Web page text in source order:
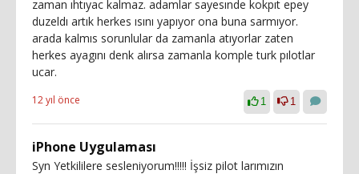
zaman ıhtıyac kalmaz. adamlar sayesınde kokpıt epey
duzeldı artık herkes ısını yapıyor ona buna sarmıyor.
arada kalmıs sorunlular da zamanla atıyorlar zaten
herkes ayagını denk alırsa zamanla komple turk pılotlar
ucar.
12 yıl önce 1 1
iPhone Uygulaması
Syn Yetkililere sesleniyorum!!!!! İşsiz pilot larımızın